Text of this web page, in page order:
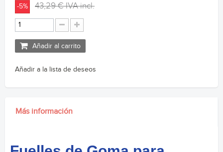
-5% 43,29 €IVA incl.
Añadir al carrito
Añadir a la lista de deseos
Más información